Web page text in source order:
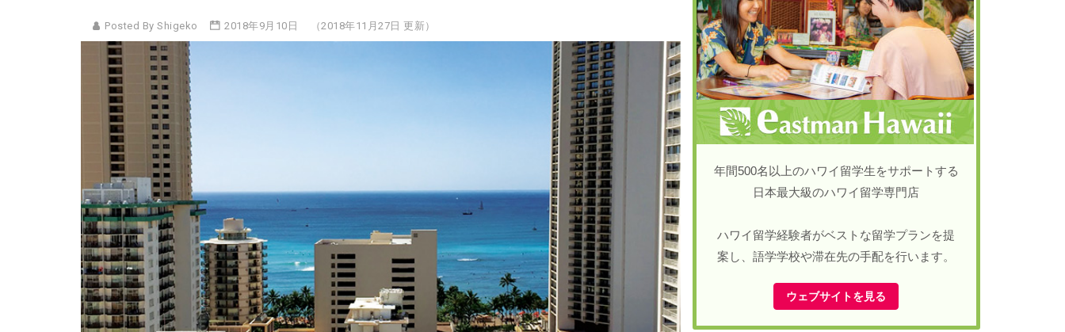
Posted By Shigeko 2018年9月10日 （2018年11月27日 更新）
年間500名以上のハワイ留学生をサポートする
日本最大級のハワイ留学専門店
ハワイ留学経験者がベストな留学プランを提
案し、語学学校や滞在先の手配を行います。
ウェブサイトを見る